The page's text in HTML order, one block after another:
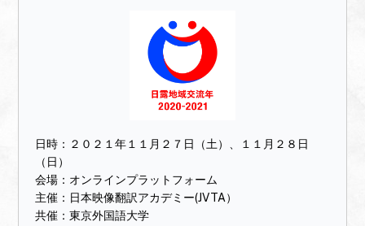
2021.09.17 当イベントのクラウドファンディングが開始
こちら
2021.08.01 J-Anime Meeting in Russia 2021 の開催が決
2021.02.16 当イベントの開催報告書を公開いたしまし
た。こちら
2020.11.16 ロシアの通信社「sputnik」の日本向けサイト
で当イベントが紹介されました。記事は
日時：２０２１年１１月２７日（土）、１１月２８日
（日）
会場：オンラインプラットフォーム
主催：日本映像翻訳アカデミー(JVTA）
共催：東京外国語大学